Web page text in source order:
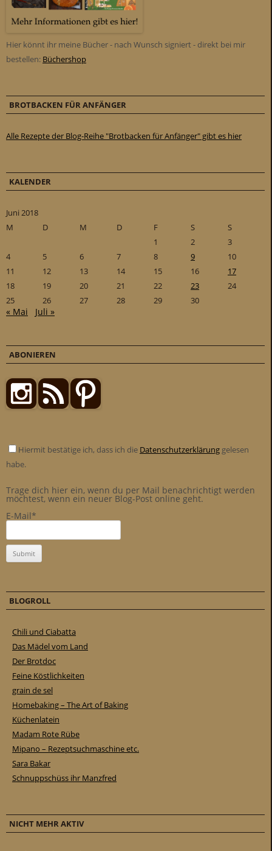
Hier könnt ihr meine Bücher - nach Wunsch signiert - direkt bei mir
bestellen: Büchershop
BROTBACKEN FÜR ANFÄNGER
Alle Rezepte der Blog-Reihe "Brotbacken für Anfänger" gibt es hier
KALENDER
Juni 2018
M
D M D F S
S
1
2
3
4
5 6 7 8 9
10
11
12 13 14 15 16
17
18
19 20 21 22 23
24
25
26 27 28 29 30
« Mai Juli »
ABONIEREN
Hiermit bestätige ich, dass ich die Datenschutzerklärung gelesen
habe.
Trage dich hier ein, wenn du per Mail benachrichtigt werden
möchtest, wenn ein neuer Blog-Post online geht.
E-Mail*
BLOGROLL
Chili und Ciabatta
Das Mädel vom Land
Der Brotdoc
Feine Köstlichkeiten
grain de sel
Homebaking – The Art of Baking
Küchenlatein
Madam Rote Rübe
Mipano – Rezeptsuchmaschine etc.
Sara Bakar
Schnuppschüss ihr Manzfred
NICHT MEHR AKTIV